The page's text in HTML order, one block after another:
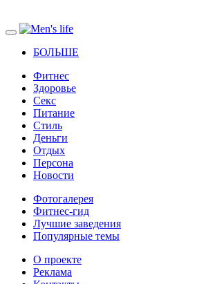
БОЛЬШЕ
Фитнес
Здоровье
Секс
Питание
Стиль
Деньги
Отдых
Персона
Новости
Фотогалерея
Фитнес-гид
Лучшие заведения
Популярные темы
О проекте
Реклама